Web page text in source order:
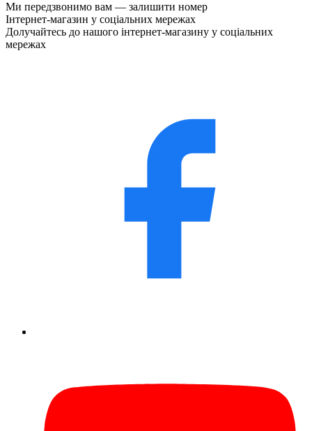
Ми передзвонимо вам — залишити номер
Інтернет-магазин у соціальних мережах
Долучайтесь до нашого інтернет-магазину у соціальних
мережах